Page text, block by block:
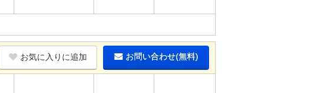
お気に入りに追加 お問い合わせ(無料)